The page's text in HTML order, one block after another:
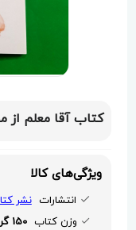
کتاب آقا معلم از
ویژگی‌های کالا
انتشارات نشر
وزن کتاب 150 گرم